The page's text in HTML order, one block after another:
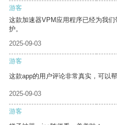
游客
这款加速器VPM应用程序已经为我
护。
2025-09-03
游客
这款app的用户评论非常真实，可以
2025-09-03
游客